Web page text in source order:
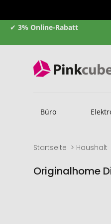
✔ 3% Online-Rabatt
Büro
Startseite Haushalt
Originalhome